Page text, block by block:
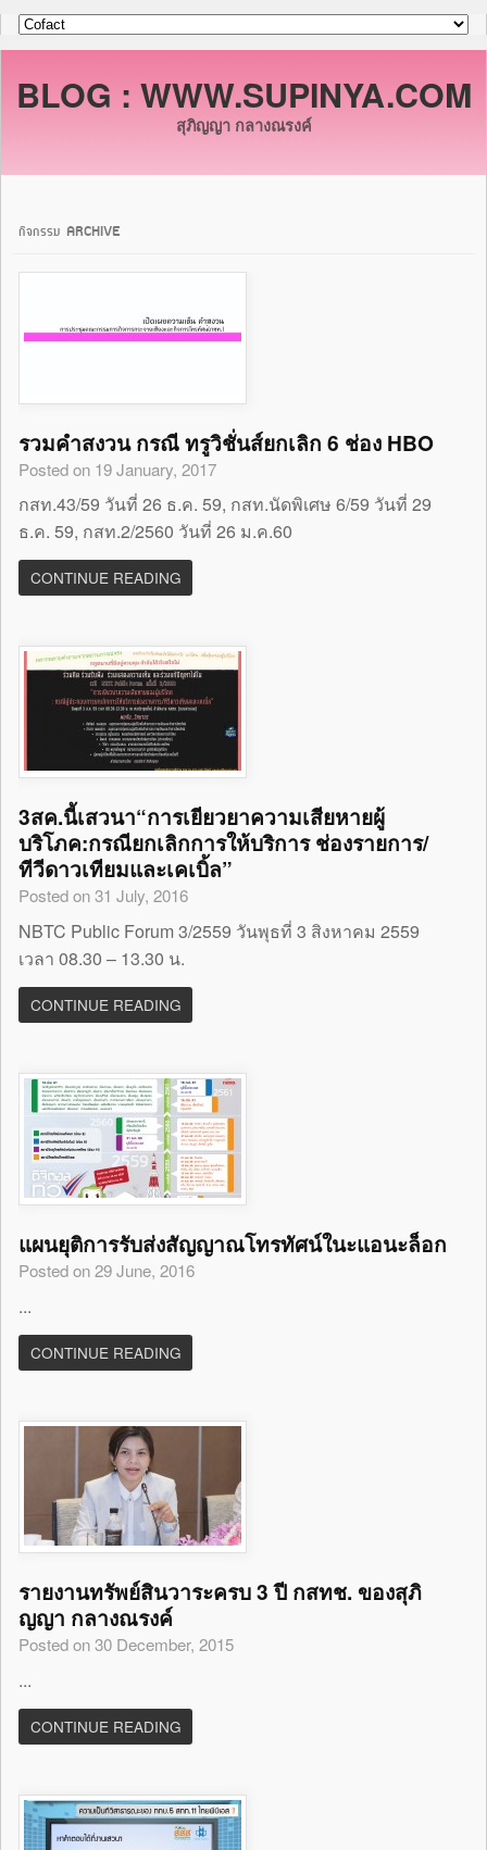
BLOG : WWW.SUPINYA.COM
สุภิญญา กลางณรงค์
กิจกรรม ARCHIVE
รวมคำสงวน กรณี ทรูวิชั่นส์ยกเลิก 6 ช่อง HBO
Posted on 19 January, 2017
กสท.43/59 วันที่ 26 ธ.ค. 59, กสท.นัดพิเศษ 6/59 วันที่ 29
ธ.ค. 59, กสท.2/2560 วันที่ 26 ม.ค.60
CONTINUE READING
3สค.นี้เสวนา“การเยียวยาความเสียหายผู้
บริโภค:กรณียกเลิกการให้บริการ ช่องรายการ/
ทีวีดาวเทียมและเคเบิ้ล”
Posted on 31 July, 2016
NBTC Public Forum 3/2559 วันพุธที่ 3 สิงหาคม 2559
เวลา 08.30 – 13.30 น.
CONTINUE READING
แผนยุติการรับส่งสัญญาณโทรทัศน์ในะแอนะล็อก
Posted on 29 June, 2016
...
CONTINUE READING
รายงานทรัพย์สินวาระครบ 3 ปี กสทช. ของสุภิ
ญญา กลางณรงค์
Posted on 30 December, 2015
...
CONTINUE READING